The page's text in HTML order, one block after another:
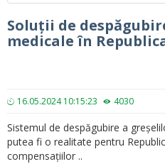
Soluții de
medicale în
16.05.2024 10:15:23 4030
Sistemul de despăgubire a
putea fi o realitate pentru
compensațiilor ..